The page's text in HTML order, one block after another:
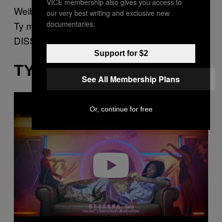
Weibo bahwa dia dan rapper asal Chengdu,
Ty memulai sebuah label rekaman bernama
DISS.
TY.
y
d
our very best writing and exclusive new
documentaries.
Support for $2
See All Membership Plans
Or, continue for free